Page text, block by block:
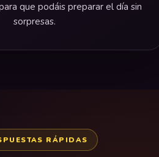
que podáis preparar el día sin
sorpresas.
RÁPIDAS